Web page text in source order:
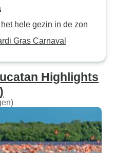
hele gezin in de zon
Gras Carnaval
Highlights